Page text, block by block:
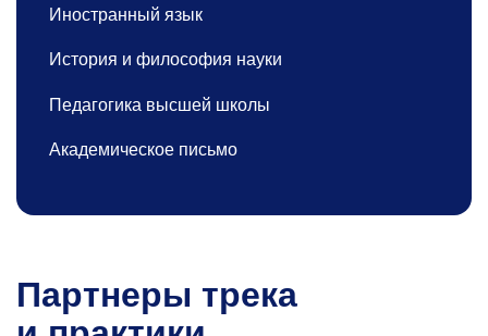
Иностранный язык
История и философия науки
Педагогика высшей школы
Академическое письмо
Партнеры трека